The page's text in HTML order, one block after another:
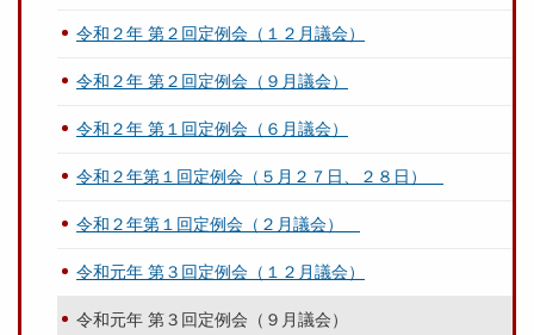
令和２年 第２回定例会（１２月議会）
令和２年 第２回定例会（９月議会）
令和２年 第１回定例会（６月議会）
令和２年第１回定例会（５月２７日、２８日）
令和２年第１回定例会（２月議会）
令和元年 第３回定例会（１２月議会）
令和元年 第３回定例会（９月議会）